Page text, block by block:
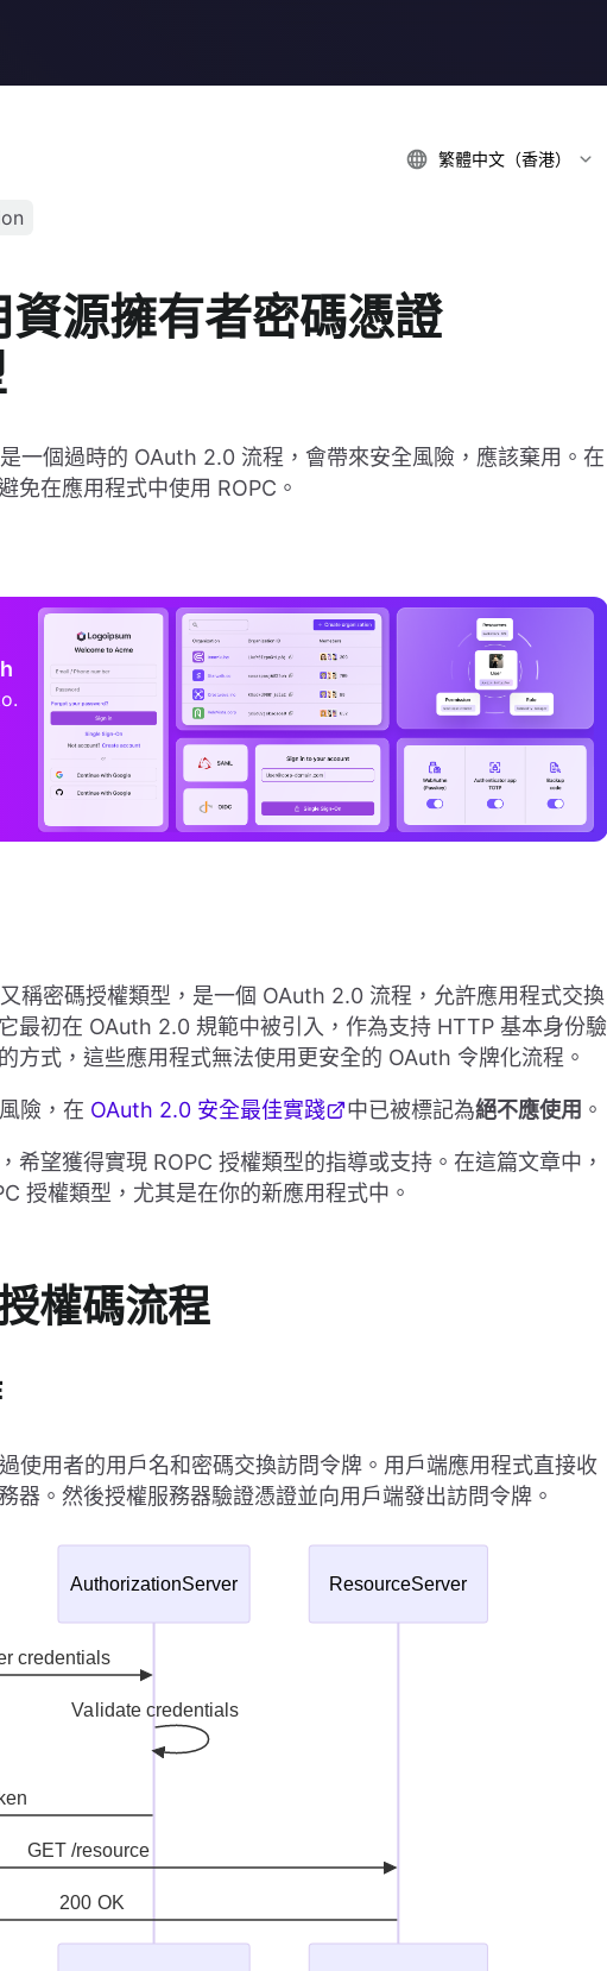
繁體中文（香港）
源擁有者密碼憑證
一個過時的 OAuth 2.0 流程，會帶來安全風險，應該棄用。在
免在應用程式中使用 ROPC。
稱密碼授權類型，是一個 OAuth 2.0 流程，允許應用程式交換
最初在 OAuth 2.0 規範中被引入，作為支持 HTTP 基本身份驗
方式，這些應用程式無法使用更安全的 OAuth 令牌化流程。
險，在 OAuth 2.0 安全最佳實踐 中已被標記為絕不應使用 。
希望獲得實現 ROPC 授權類型的指導或支持。在這篇文章中，
授權類型，尤其是在你的新應用程式中。
權碼流程
使用者的用戶名和密碼交換訪問令牌。用戶端應用程式直接收
器。然後授權服務器驗證憑證並向用戶端發出訪問令牌。